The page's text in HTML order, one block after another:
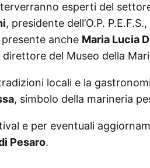
esperti del
, presidente dell’O.P. P.E.F.S.,
presente anche Maria Lucia
direttore del Museo della
locali e la
, simbolo della marineria
e per eventuali
Pesaro.